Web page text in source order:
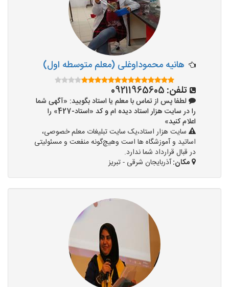
هانیه محموداوغلی (معلم متوسطه اول)
تلفن: 09211965605
لطفا پس از تماس با معلم یا استاد بگویید: «آگهی شما
را در سایت هزار استاد دیده ام و کد «استاد-427» را
اعلام کنید»
سایت هزار استاد،یک سایت تبلیغات معلم خصوصی،
اساتید و آموزشگاه ها است وهیچ‌گونه منفعت و مسئولیتی
در قبال قرارداد شما ندارد.
مکان:آذربایجان شرقی - تبریز